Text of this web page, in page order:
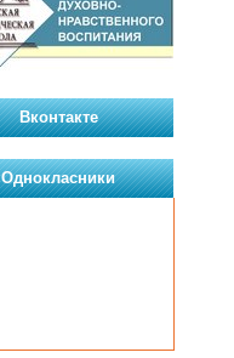
Вконтакте
Однокласники